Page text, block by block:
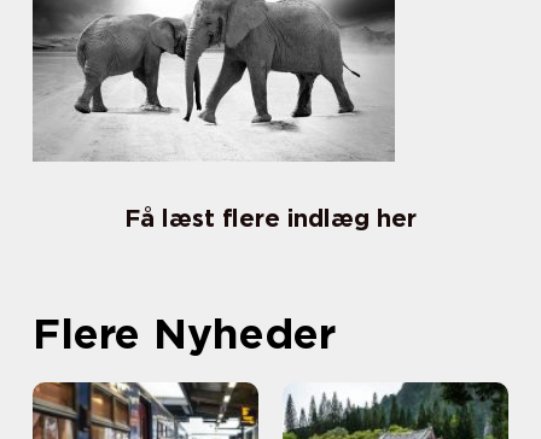
Få læst flere indlæg her
Flere Nyheder